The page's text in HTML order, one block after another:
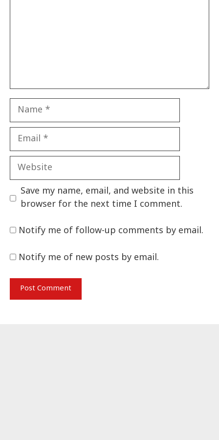
Name
Email
Website
Save my name, email, and website in this
browser for the next time I comment.
Notify me of follow-up comments by email.
Notify me of new posts by email.